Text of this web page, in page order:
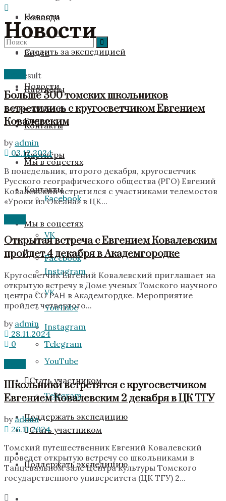
Новости
Видео
Партнёры
Контакты
Мы в соцсетях
Facebook
VK
Instagram
YouTube
Telegram
Стать участником
Поддержать экспедицию
Команда
Следить за экспедицией
Новости
Видео
Партнёры
Контакты
Мы в соцсетях
Facebook
VK
Instagram
YouTube
Telegram
Стать участником
Поддержать экспедицию
No Result
View All Result
Новости
Больше 300 томских школьников
встретились с кругосветчиком Евгением
Ковалевским
by admin
03.12.2024
В понедельник, второго декабря, кругосветчик
Русского географического общества (РГО) Евгений
Ковалевский встретился с участниками телемостов
«‎Уроки из Океана» в ЦК...
Открытая встреча с Евгением Ковалевским
пройдет 4 декабря в Академгородке
Кругосветчик Евгений Ковалевский приглашает на
открытую встречу в Доме ученых Томского научного
центра СО РАН в Академгордке. Мероприятие
пройдет четвертого...
by admin
28.11.2024
0
Школьники встретятся с кругосветчиком
Евгением Ковалевским 2 декабря в ЦК ТГУ
by admin
26.11.2024
Томский путешественник Евгений Ковалевский
проведет открытую встречу со школьниками в
Танцевальном зале Центра культуры Томского
государственного университета (ЦК ТГУ) 2...